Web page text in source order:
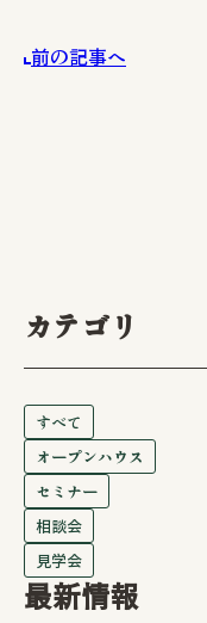
前の記事へ
カテゴリ
すべて
オープンハウス
セミナー
相談会
見学会
最新情報